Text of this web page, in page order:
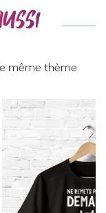
même thème